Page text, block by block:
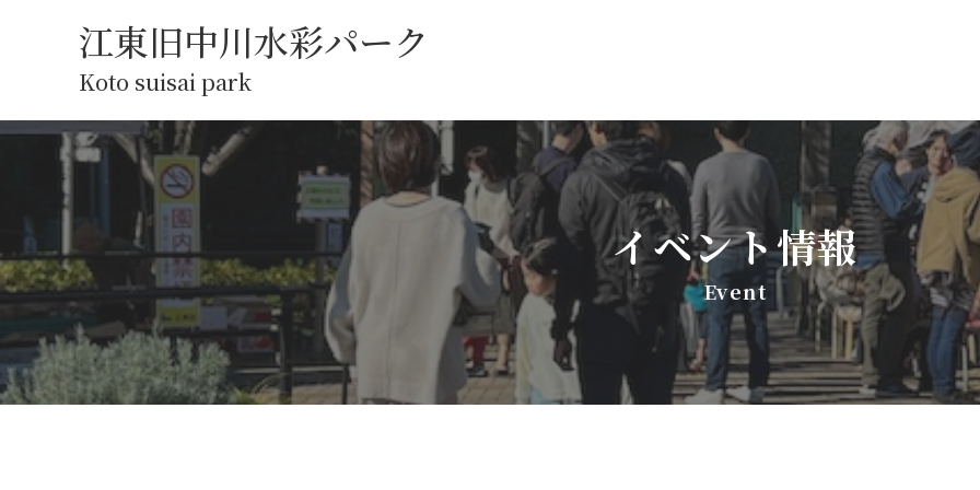
江東旧中川水彩パーク
Koto suisai park
イベント情報
Event